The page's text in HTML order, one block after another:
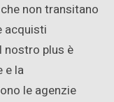
non transitano
acquisti
nostro plus è
e la
le agenzie